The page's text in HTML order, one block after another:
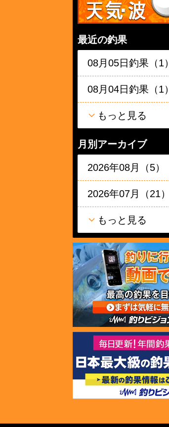
最近の釣果
08月05日釣果（1）
08月04日釣果（1）
もっと見る
月別アーカイブ
2026年08月（5）
2026年07月（21）
もっと見る